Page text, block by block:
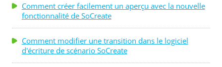
Comment créer facilement un aperçu avec la nouvelle
fonctionnalité de SoCreate
Comment modifier une transition dans le logiciel
d'écriture de scénario SoCreate